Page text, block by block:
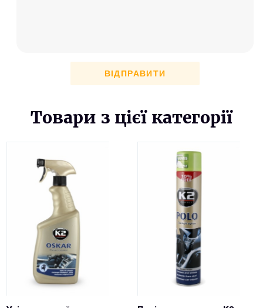
ВІДПРАВИТИ
Товари з цієї категорії